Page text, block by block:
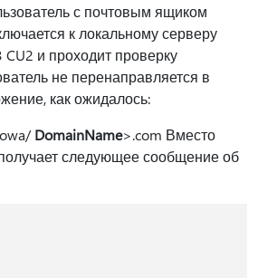
с почтовым ящиком
к локальному серверу
CU2 и проходит проверку
не перенаправляется в
как ожидалось:
DomainName>.com Вместо
следующее сообщение об